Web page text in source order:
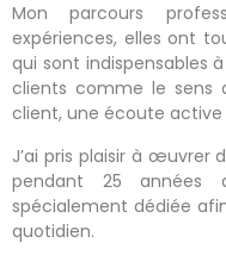
Mon parcours
expériences, elles ont
qui sont indispensables
clients comme le sens
client, une écoute
J’ai pris plaisir à œuvrer
pendant 25 années
spécialement dédiée
quotidien.